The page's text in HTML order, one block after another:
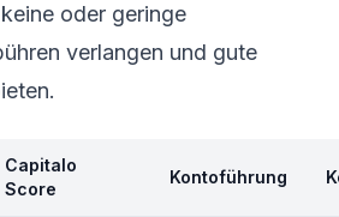
oder geringe
verlangen und gute
Capitalo
Score
Kontoführung